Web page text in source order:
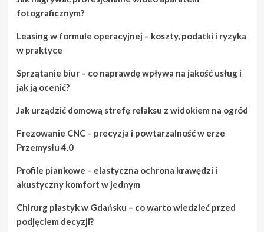
fotograficznym?
Leasing w formule operacyjnej – koszty, podatki i ryzyka
w praktyce
Sprzątanie biur – co naprawdę wpływa na jakość usług i
jak ją ocenić?
Jak urządzić domową strefę relaksu z widokiem na ogród
Frezowanie CNC – precyzja i powtarzalność w erze
Przemysłu 4.0
Profile piankowe – elastyczna ochrona krawędzi i
akustyczny komfort w jednym
Chirurg plastyk w Gdańsku – co warto wiedzieć przed
podjęciem decyzji?